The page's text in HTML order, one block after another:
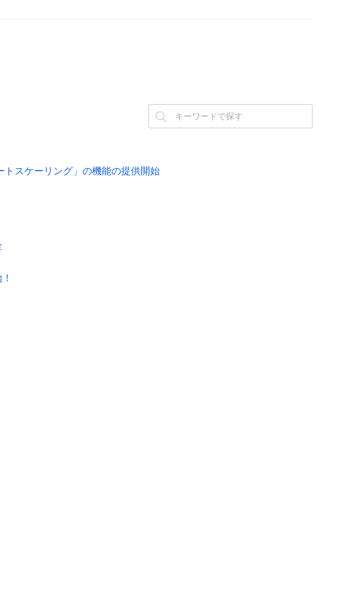
トスケーリング」の機能の提供開始